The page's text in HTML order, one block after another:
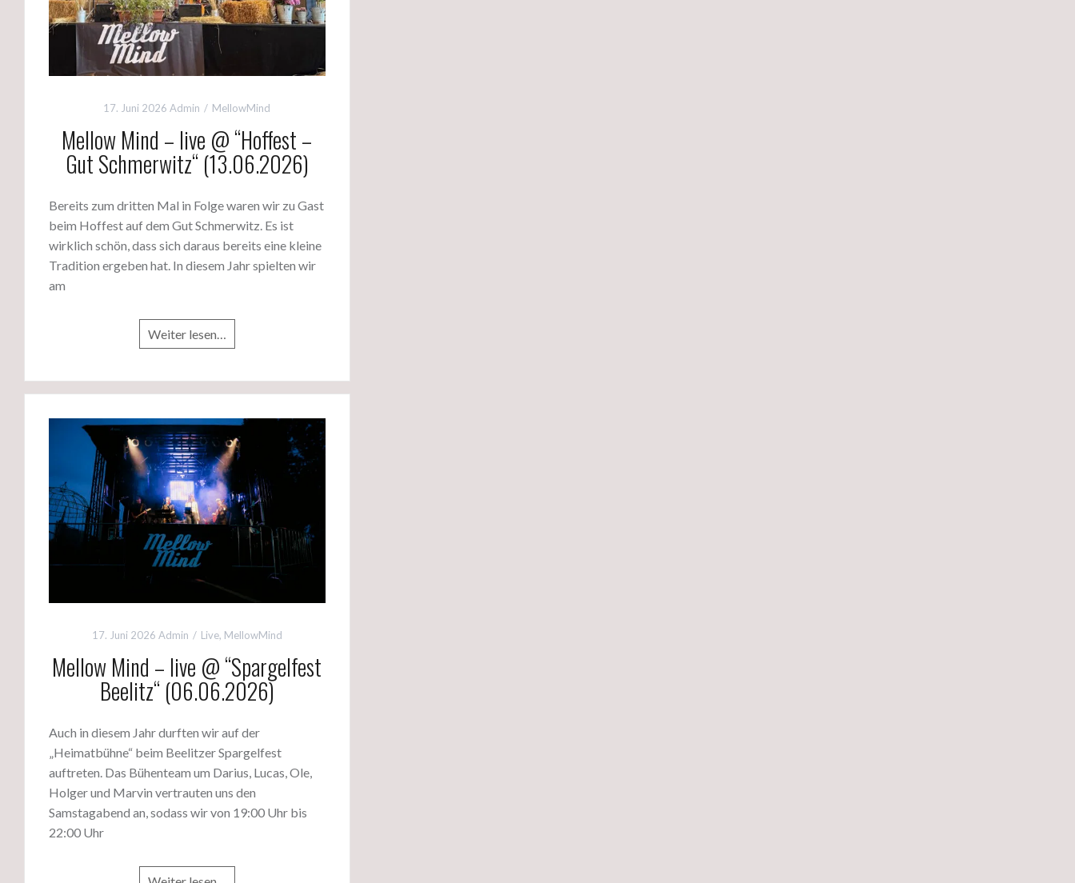
17. Juni 2026 Admin MellowMind
Mellow Mind – live @ “Hoffest –
Gut Schmerwitz“ (13.06.2026)
Bereits zum dritten Mal in Folge waren wir zu Gast
beim Hoffest auf dem Gut Schmerwitz. Es ist
wirklich schön, dass sich daraus bereits eine kleine
Tradition ergeben hat. In diesem Jahr spielten wir
am
Weiter lesen…
17. Juni 2026 Admin Live, MellowMind
Mellow Mind – live @ “Spargelfest
Beelitz“ (06.06.2026)
Auch in diesem Jahr durften wir auf der
„Heimatbühne“ beim Beelitzer Spargelfest
auftreten. Das Bühenteam um Darius, Lucas, Ole,
Holger und Marvin vertrauten uns den
Samstagabend an, sodass wir von 19:00 Uhr bis
22:00 Uhr